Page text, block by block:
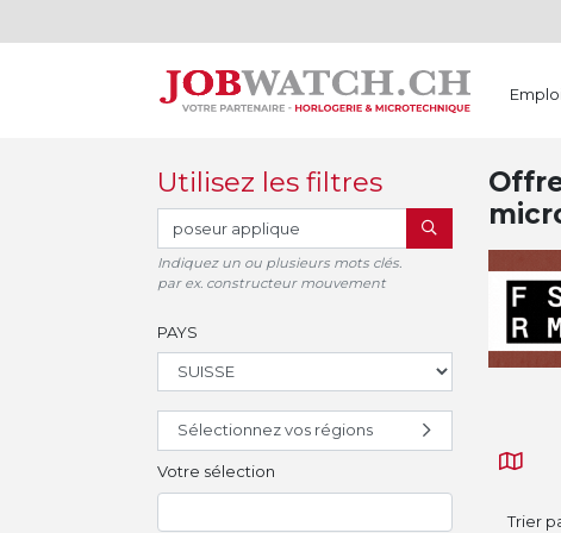
Utilisez les filtres
RECHERCHER
Indiquez un ou plusieurs mots clés.
par ex. constructeur mouvement
PAYS
Sélectionnez vos régions
Votre sélection
Trier